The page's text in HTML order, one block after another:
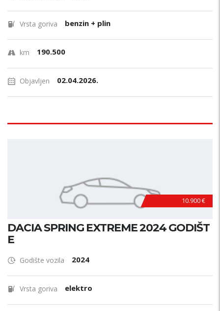
Vrsta goriva benzin + plin
km 190.500
Objavljen 02.04.2026.
10.900 €
DACIA SPRING EXTREME 2024 GODIŠT
E
Godište vozila 2024
Vrsta goriva elektro